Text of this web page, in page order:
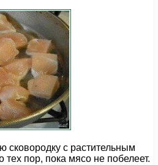
сковородку с растительным
пор, пока мясо не побелеет.